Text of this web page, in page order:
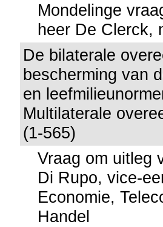
Mondelinge
heer De Clerck,
De bilaterale
bescherming van
en
Multilaterale
(1-565)
Vraag om uitleg
Di Rupo, vice-
Economie,
Handel